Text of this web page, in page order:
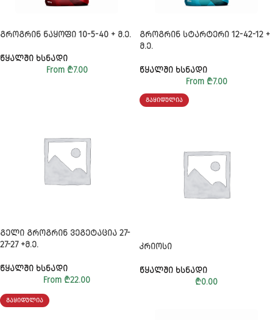
ᲒᲠᲝᲒᲠᲘᲜ ᲜᲐᲧᲝᲤᲘ 10-5-40 + Მ.Ე.
ᲬᲧᲐᲚᲨᲘ ᲮᲡᲜᲐᲓᲘ
From ₾7.00
ᲒᲠᲝᲒᲠᲘᲜ ᲡᲢᲐᲠᲢᲔᲠᲘ 12-42-12 +
Მ.Ე.
ᲬᲧᲐᲚᲨᲘ ᲮᲡᲜᲐᲓᲘ
From ₾7.00
ᲒᲔᲚᲘ ᲒᲠᲝᲒᲠᲘᲜ ᲕᲔᲒᲔᲢᲐᲪᲘᲐ 27-
27-27 +Მ.Ე.
ᲬᲧᲐᲚᲨᲘ ᲮᲡᲜᲐᲓᲘ
From ₾22.00
ᲒᲐᲧᲘᲓᲣᲚᲘᲐ
ᲙᲠᲘᲝᲡᲘ
ᲬᲧᲐᲚᲨᲘ ᲮᲡᲜᲐᲓᲘ
₾0.00
ᲒᲐᲧᲘᲓᲣᲚᲘᲐ